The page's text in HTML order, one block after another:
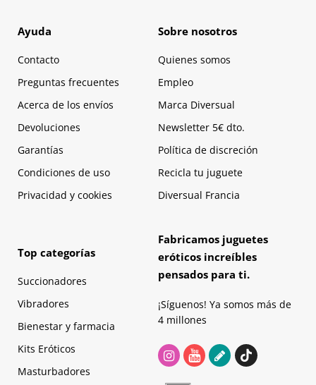
Ayuda
Contacto
Preguntas frecuentes
Acerca de los envíos
Devoluciones
Garantías
Condiciones de uso
Privacidad y cookies
Sobre nosotros
Quienes somos
Empleo
Marca Diversual
Newsletter 5€ dto.
Política de discreción
Recicla tu juguete
Diversual Francia
Top categorías
Succionadores
Vibradores
Bienestar y farmacia
Kits Eróticos
Masturbadores
Fabricamos juguetes
eróticos increíbles
pensados para ti.
¡Síguenos! Ya somos más de
4 millones